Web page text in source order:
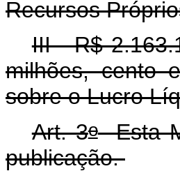
Recursos
III - R$
milhões, cento
sobre o Lucro
Art. 3oEsta
publicação.